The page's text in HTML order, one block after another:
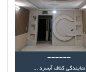
------
نمایندگی کناف آبسرد ...